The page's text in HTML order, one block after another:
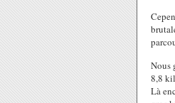
Nous
8,8
Là